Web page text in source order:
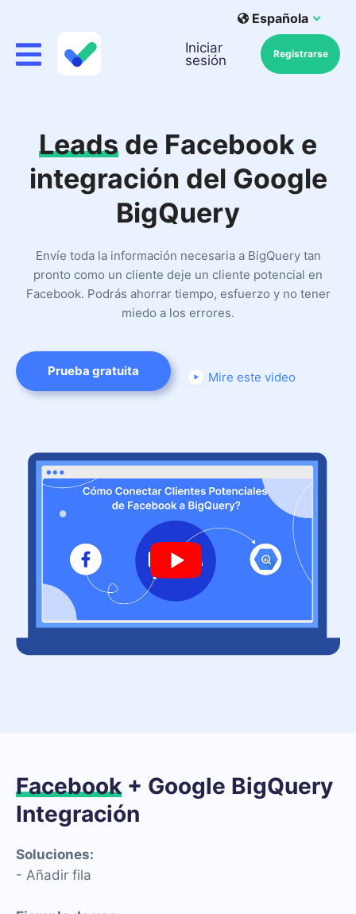
Española
Iniciar
sesión
Registrarse
Leads de Facebook e
integración del Google
BigQuery
Envíe toda la información necesaria a BigQuery tan
pronto como un cliente deje un cliente potencial en
Facebook. Podrás ahorrar tiempo, esfuerzo y no tener
miedo a los errores.
Prueba gratuita Mire este video
Facebook + Google BigQuery
Integración
Soluciones:
- Añadir fila